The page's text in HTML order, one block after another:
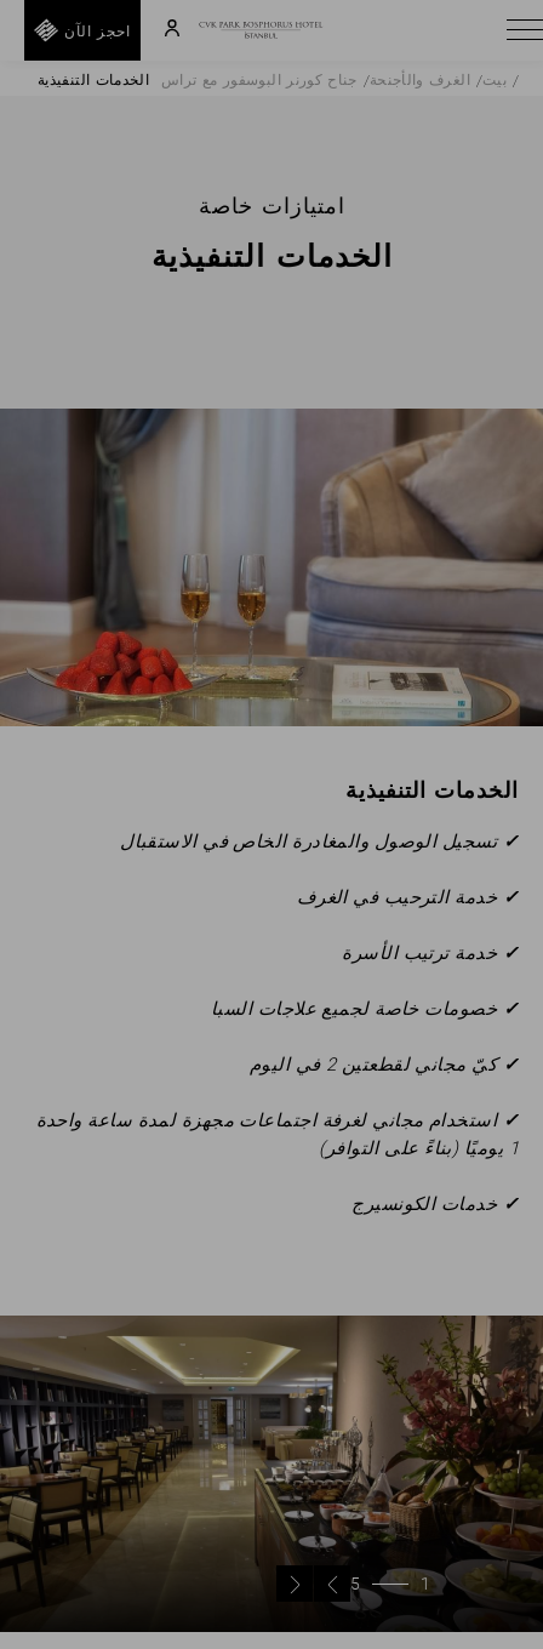
احجز الآن
خلف
الرقم
التسلسلي
للخصم
رمز
الشركة
بيت الغرف والأجنحة جناح كورنر البوسفور مع تراس الخدمات التنفيذية
امتيازات خاصة
الخدمات التنفيذية
الخدمات التنفيذية
✓تسجيل الوصول والمغادرة الخاص في الاستقبال
✓خدمة الترحيب في الغرف
✓خدمة ترتيب الأسرة
✓خصومات خاصة لجميع علاجات السبا
✓كيّ مجاني لقطعتين 2 في اليوم
✓ استخدام مجاني لغرفة اجتماعات مجهزة لمدة ساعة واحدة
1 يوميًا (بناءً على التوافر)
✓خدمات الكونسيرج
1
5